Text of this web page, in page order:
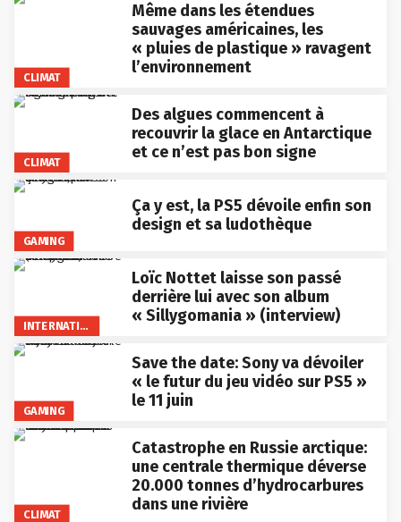
CLIMAT
Même dans les étendues
sauvages américaines, les
« pluies de plastique » ravagent
l’environnement
CLIMAT
Des algues commencent à
recouvrir la glace en Antarctique
et ce n’est pas bon signe
GAMING
Ça y est, la PS5 dévoile enfin son
design et sa ludothèque
INTERNATIONAL
Loïc Nottet laisse son passé
derrière lui avec son album
« Sillygomania » (interview)
GAMING
Save the date: Sony va dévoiler
« le futur du jeu vidéo sur PS5 »
le 11 juin
CLIMAT
Catastrophe en Russie arctique:
une centrale thermique déverse
20.000 tonnes d’hydrocarbures
dans une rivière